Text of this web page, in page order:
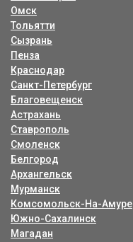
Омск
Тольятти
Сызрань
Пенза
Краснодар
Санкт-Петербург
Благовещенск
Астрахань
Ставрополь
Смоленск
Белгород
Архангельск
Мурманск
Комсомольск-На-Амуре
Южно-Сахалинск
Магадан